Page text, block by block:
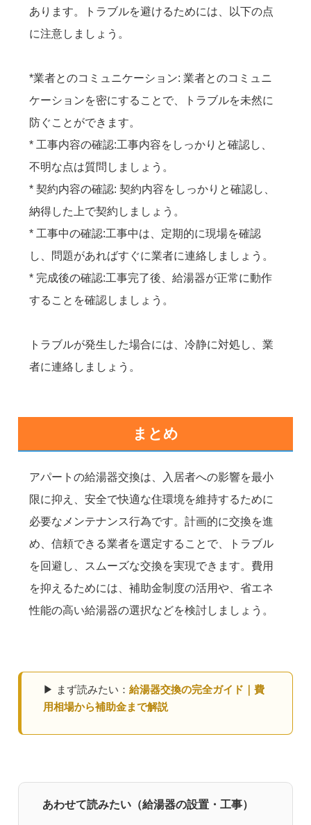
あります。トラブルを避けるためには、以下の点
に注意しましょう。
*業者とのコミュニケーション: 業者とのコミュニ
ケーションを密にすることで、トラブルを未然に
防ぐことができます。
* 工事内容の確認:工事内容をしっかりと確認し、
不明な点は質問しましょう。
* 契約内容の確認: 契約内容をしっかりと確認し、
納得した上で契約しましょう。
* 工事中の確認:工事中は、定期的に現場を確認
し、問題があればすぐに業者に連絡しましょう。
* 完成後の確認:工事完了後、給湯器が正常に動作
することを確認しましょう。
トラブルが発生した場合には、冷静に対処し、業
者に連絡しましょう。
まとめ
アパートの給湯器交換は、入居者への影響を最小
限に抑え、安全で快適な住環境を維持するために
必要なメンテナンス行為です。計画的に交換を進
め、信頼できる業者を選定することで、トラブル
を回避し、スムーズな交換を実現できます。費用
を抑えるためには、補助金制度の活用や、省エネ
性能の高い給湯器の選択などを検討しましょう。
▶ まず読みたい： 給湯器交換の完全ガイド｜費
用相場から補助金まで解説
あわせて読みたい（給湯器の設置・工事）